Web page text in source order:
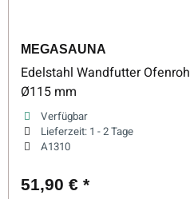
MEGASAUNA
Edelstahl Wandfutter
Ø115 mm
Verfügbar
Lieferzeit: 1 - 2 Tage
A1310
51,90 € *